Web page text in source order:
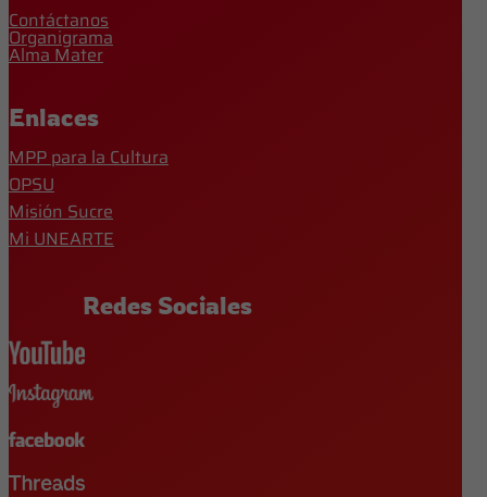
Contáctanos
Organigrama
Alma Mater
Enlaces
MPP para la Cultura
OPSU
Misión Sucre
Mi UNEARTE
Redes Sociales